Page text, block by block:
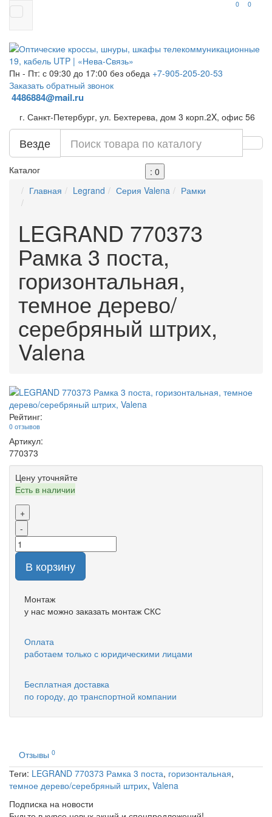
0 0
Пн - Пт: с 09:30 до 17:00 без обеда +7-905-205-20-53
Заказать обратный звонок
4486884@mail.ru
г. Санкт-Петербург, ул. Бехтерева, дом 3 корп.2X, офис 56
Везде
Каталог
: 0
Главная
Legrand Серия Valena Рамки
LEGRAND 770373
Рамка 3 поста,
горизонтальная,
темное дерево/
серебряный штрих,
Valena
Рейтинг:
0 отзывов
Артикул:
770373
Цену уточняйте
Есть в наличии
+
-
В корзину
Монтаж
у нас можно заказать монтаж СКС
Оплата
работаем только с юридическими лицами
Бесплатная доставка
по городу, до транспортной компании
Отзывы 0
Теги: LEGRAND 770373 Рамка 3 поста, горизонтальная,
темное дерево/серебряный штрих, Valena
Подписка на новости